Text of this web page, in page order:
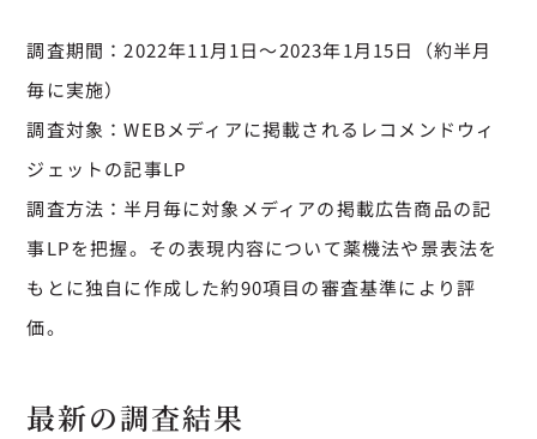
調査期間：2022年11月1日～2023年1月15日（約半月
毎に実施）
調査対象：WEBメディアに掲載されるレコメンドウィ
ジェットの記事LP
調査方法：半月毎に対象メディアの掲載広告商品の記
事LPを把握。その表現内容について薬機法や景表法を
もとに独自に作成した約90項目の審査基準により評
価。
最新の調査結果